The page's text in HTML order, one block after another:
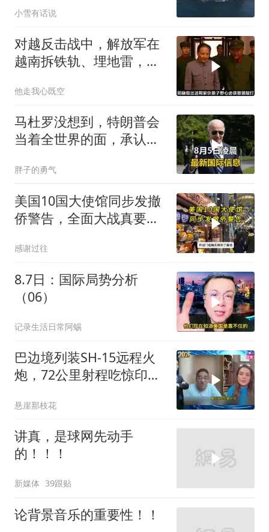
了？
小雪有话说
对越反击战中，解放军在
越南拆铁轨、埋地雷，是
他走我心既空
马杜罗没想到，特朗普会
当着全世界的面，承认一
胖子的勇气
美国10国大使馆同步发撤
侨警告，全面大战真要来
感谢过往
8.7日：国际局势分析
（06）
记录生活日常阿蜴
巴边境列装SH-15远程火
炮，72公里射程吃惊印度
悬崖那枝花
讲真，是球网先动手
的！！！
新媒体 39跟贴
论背景音乐的重要性！！